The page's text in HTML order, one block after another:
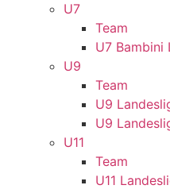
U7
Team
U7 Bambini
U9
Team
U9
U9
U11
Team
U11